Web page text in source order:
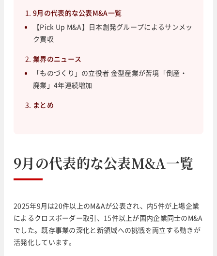
9月の代表的な公表M&A一覧
【Pick Up M&A】日本創発グループによるサンメッ
ク買収
業界のニュース
「ものづくり」の立役者 金型産業が苦境「倒産・
廃業」4年連続増加
まとめ
9月の代表的な公表M&A一覧
2025年9月は20件以上のM&Aが公表され、内5件が上場企業
によるクロスボーダー取引、15件以上が国内企業同士のM&A
でした。既存事業の深化と新領域への挑戦を両立する動きが
活発化しています。